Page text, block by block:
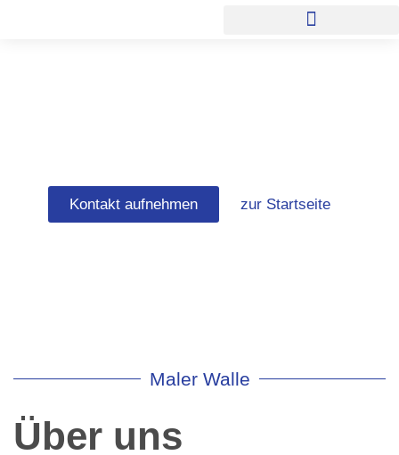
Kontakt aufnehmen zur Startseite
Maler Walle
Über uns